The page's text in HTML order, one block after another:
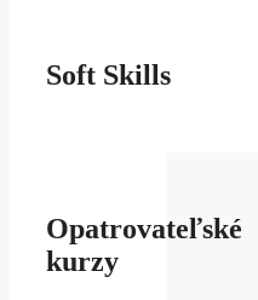
Soft Skills
Opatrovateľské
kurzy